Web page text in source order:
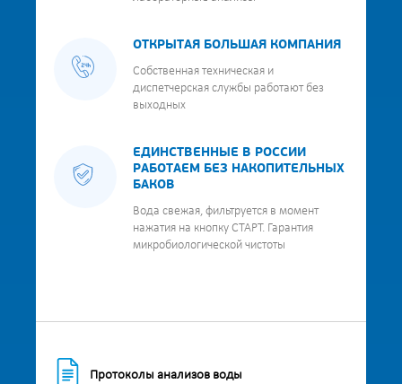
ОТКРЫТАЯ БОЛЬШАЯ КОМПАНИЯ
Собственная техническая и
диспетчерская службы работают без
выходных
ЕДИНСТВЕННЫЕ В РОССИИ
РАБОТАЕМ БЕЗ НАКОПИТЕЛЬНЫХ
БАКОВ
Вода свежая, фильтруется в момент
нажатия на кнопку СТАРТ. Гарантия
микробиологической чистоты
Протоколы анализов воды